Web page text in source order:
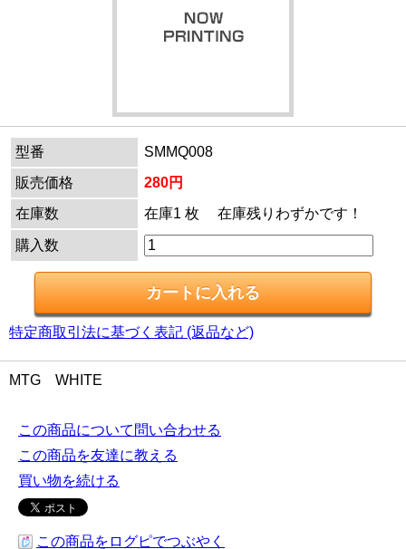
型番
SMMQ008
販売価格
280円
在庫数
在庫1 枚 在庫残りわずかです！
購入数
特定商取引法に基づく表記 (返品など)
MTG WHITE
この商品について問い合わせる
この商品を友達に教える
買い物を続ける
この商品をログピでつぶやく